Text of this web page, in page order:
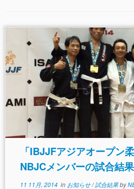
「IBJJFアジアオープン
NBJCメンバーの試合結果
11 11月, 2014in お知らせ/試合結果by